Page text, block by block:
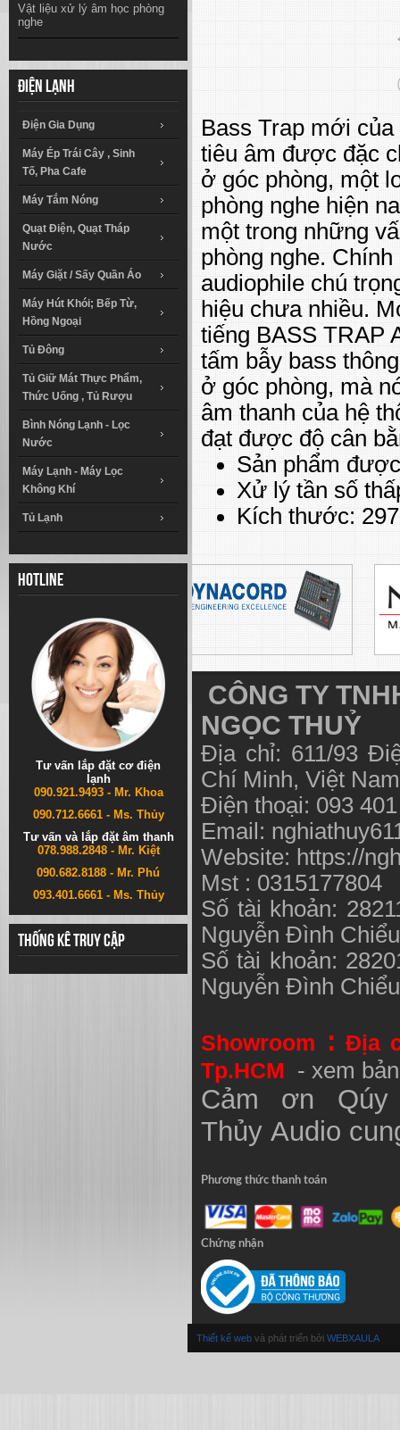
Vật liệu xử lý âm học phòng
nghe
Điện lạnh
Điện Gia Dụng
Máy Ép Trái Cây , Sinh
Tố, Pha Cafe
Máy Tắm Nóng
Quạt Điện, Quạt Tháp
Nước
Máy Giặt / Sấy Quần Áo
Máy Hút Khói; Bếp Từ,
Hồng Ngoại
Tủ Đông
Tủ Giữ Mát Thực Phẩm,
Thức Uống , Tủ Rượu
Bình Nóng Lạnh - Lọc
Nước
Máy Lạnh - Máy Lọc
Không Khí
Tủ Lạnh
Hotline
Tư vấn lắp đặt cơ điện
lạnh
090.921.9493 - Mr. Khoa
090.712.6661 - Ms. Thủy
Tư vấn và lắp đặt âm thanh
078.988.2848 - Mr. Kiệt
090.682.8188 - Mr. Phú
093.401.6661 - Ms. Thủy
Thống kê truy cập
Bass Trap mới
tiêu âm được đặc
ở góc phòng, một
phòng nghe hiện
một trong những
phòng nghe.
audiophile chú
hiệu chưa nhiều.
tiếng BASS TRAP
tấm bẫy bass
ở góc phòng, mà
âm thanh của hệ
đạt được độ cân
Sản phẩm
Xử lý tần số
Kích thước:
CÔNG TY
NGỌC THUỶ
Địa chỉ: 611/93
Chí Minh, Việt
Điện thoại: 093
Email:
Website: https://
Mst : 0315177804
Số tài khoản:
Nguyễn Đình
Số tài khoản:
Nguyễn Đình
Showroom : Địa
Tp.HCM - xem
Cảm ơn
Thủy Audio
Phương thức thanh toán
Chứng nhận
Thiết kế web và phát triển bởi WEBXAULA